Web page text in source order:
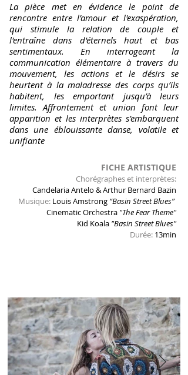
La pièce met en évidence le point de
rencontre entre l’amour et l'exaspération,
qui stimule la relation de couple et
l'entraîne dans d'éternels haut et bas
sentimentaux. En interrogeant la
communication élémentaire à travers du
mouvement, les actions et le désirs se
heurtent à la maladresse des corps qu’ils
habitent, les emportant jusqu’à leurs
limites. Affrontement et union font leur
apparition et les interprètes s’embarquent
dans une éblouissante danse, volatile et
unifiante
FICHE ARTISTIQUE
Chorégraphes et interprètes:
Candelaria Antelo & Arthur Bernard Bazin
Musique: Louis Amstrong “Basin Street Blues”
Cinematic Orchestra "The Fear Theme"
Kid Koala "Basin Street Blues"
Durée: 13min